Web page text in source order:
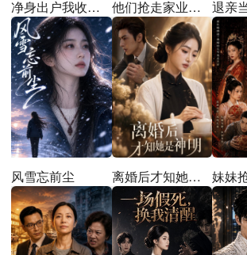
净身出户我收回前夫百亿订单 他们抢走家业，我拿下整个翡翠圈
风雪忘前尘 离婚后才知她是神明